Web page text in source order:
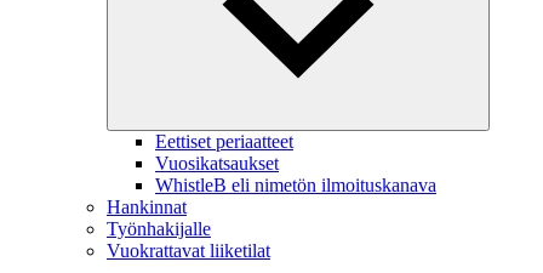
Eettiset periaatteet
Vuosikatsaukset
WhistleB eli nimetön ilmoituskanava
Hankinnat
Työnhakijalle
Vuokrattavat liiketilat